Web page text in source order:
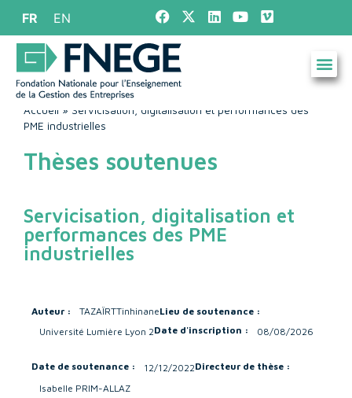
FR EN
Accueil » Servicisation, digitalisation et performances des
PME industrielles
Thèses soutenues
Servicisation, digitalisation et
performances des PME
industrielles
Auteur : TAZAÏRTTinhinaneLieu de soutenance :
Université Lumière Lyon 2Date d'inscription : 08/08/2026
Date de soutenance : 12/12/2022Directeur de thèse :
Isabelle PRIM-ALLAZ